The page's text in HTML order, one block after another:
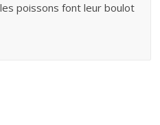
poissons font leur boulot